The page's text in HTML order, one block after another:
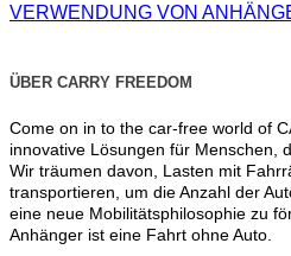
VERWENDUNG VON
ÜBER CARRY FREEDOM
Come on in to the car-free world of
innovative Lösungen für Menschen,
Wir träumen davon, Lasten mit
transportieren, um die Anzahl der
eine neue Mobilitätsphilosophie zu
Anhänger ist eine Fahrt ohne Auto.